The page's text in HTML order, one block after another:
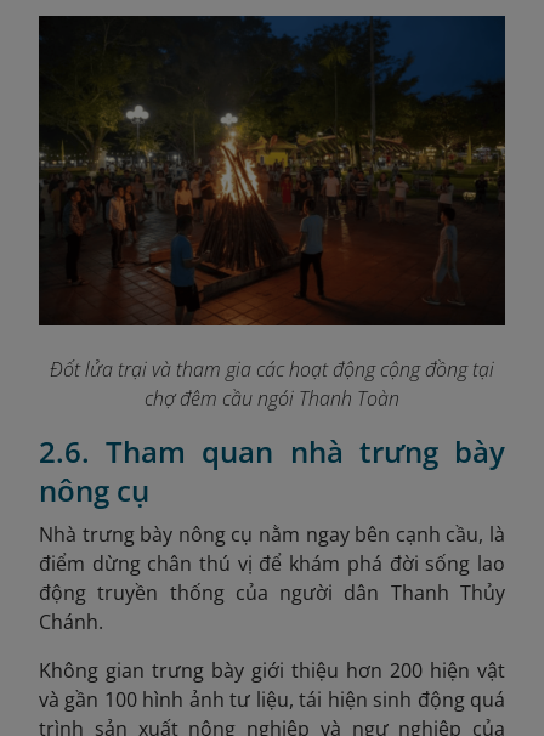
Đốt lửa trại và tham gia các hoạt động cộng đồng tại
chợ đêm cầu ngói Thanh Toàn
2.6. Tham quan nhà trưng bày
nông cụ
Nhà trưng bày nông cụ nằm ngay bên cạnh cầu, là
điểm dừng chân thú vị để khám phá đời sống lao
động truyền thống của người dân Thanh Thủy
Chánh.
Không gian trưng bày giới thiệu hơn 200 hiện vật
và gần 100 hình ảnh tư liệu, tái hiện sinh động quá
trình sản xuất nông nghiệp và ngư nghiệp của